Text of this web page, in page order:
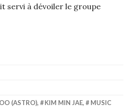
servi à dévoiler le groupe
(ASTRO), KIM MIN JAE,
MUSIC